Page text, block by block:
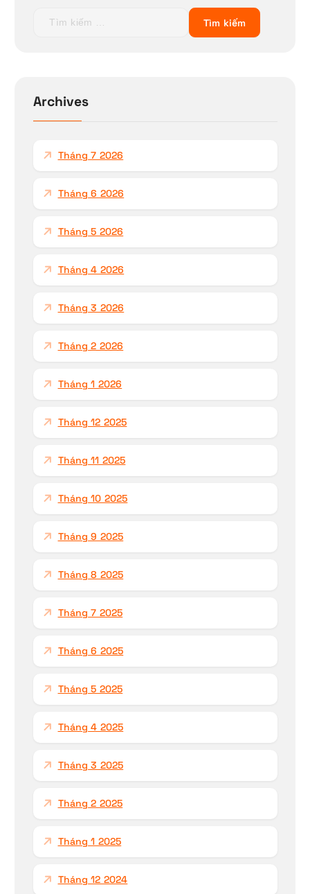
ế
m
Archives
Tháng 7 2026
Tháng 6 2026
Tháng 5 2026
Tháng 4 2026
Tháng 3 2026
Tháng 2 2026
Tháng 1 2026
Tháng 12 2025
Tháng 11 2025
Tháng 10 2025
Tháng 9 2025
Tháng 8 2025
Tháng 7 2025
Tháng 6 2025
Tháng 5 2025
Tháng 4 2025
Tháng 3 2025
Tháng 2 2025
Tháng 1 2025
Tháng 12 2024